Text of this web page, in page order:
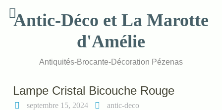
contentAntic-Déco et La Marotte
d'Amélie
Antiquités-Brocante-Décoration Pézenas
Lampe Cristal Bicouche Rouge
septembre 15, 2024 antic-deco